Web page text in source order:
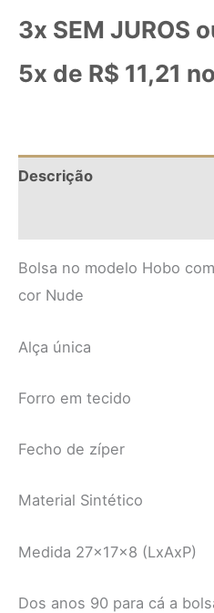
3x SEM JUROS
5x de R$ 11,21
Descrição
Bolsa no modelo Hobo
cor Nude
Alça única
Forro em tecido
Fecho de zíper
Material Sintético
Medida 27x17x8 (LxAxP)
Dos anos 90 para cá a